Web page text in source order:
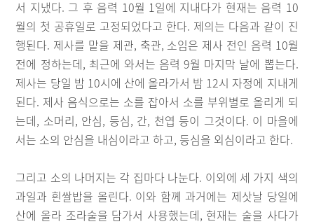
서 지냈다. 그 후 음력 10월 1일에 지내다가 현재는 음력 10
월의 첫 공휴일로 고정되었다고 한다. 제의는 다음과 같이 진
행된다. 제사를 맡을 제관, 축관, 소임은 제사 전인 음력 10월
전에 정하는데, 최근에 와서는 음력 9월 마지막 날에 뽑는다.
제사는 당일 밤 10시에 산에 올라가서 밤 12시 자정에 지내게
된다. 제사 음식으로는 소를 잡아서 소를 부위별로 올리게 되
는데, 소머리, 안심, 등심, 간, 천엽 등이 그것이다. 이 마을에
서는 소의 안심을 내심이라고 하고, 등심을 외심이라고 한다.
그리고 소의 나머지는 각 집마다 나눈다. 이외에 세 가지 색의
과일과 흰쌀밥을 올린다. 이와 함께 과거에는 제삿날 당일에
산에 올라 조라술을 담가서 사용했는데, 현재는 술을 사다가